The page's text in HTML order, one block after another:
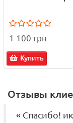
1 100 грн
Купить
Отзывы
« Спасибо!